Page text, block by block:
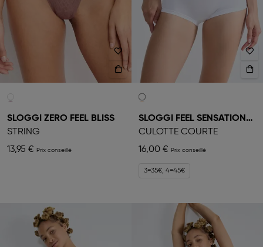
SLOGGI ZERO FEEL BLISS
STRING
13,95 €
SLOGGI FEEL SENSATIONAL
CULOTTE COURTE
16,00 €
3=35€, 4=45€